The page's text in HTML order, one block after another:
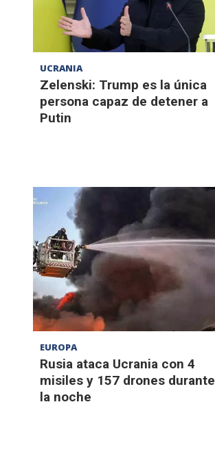
UCRANIA
Zelenski: Trump es la única
persona capaz de detener a
Putin
EUROPA
Rusia ataca Ucrania con 4
misiles y 157 drones durante
la noche